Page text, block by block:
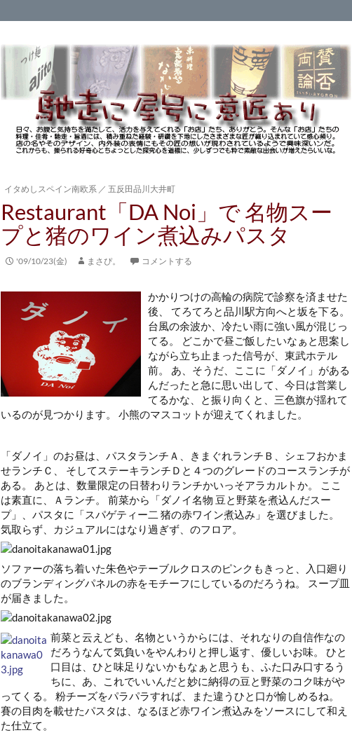
イタめしスペイン南欧系 ／五反田品川大井町
Restaurant「DA Noi」で 名物スー
プと猪のワイン煮込みパスタ
'09/10/23(金) まさぴ。 コメントする
かかりつけの高輪の病院で診察を済ませた
後、 てろてろと品川駅方向へと坂を下る。
台風の余波か、冷たい雨に強い風が混じっ
てる。 どこかで昼ご飯したいなぁと思案し
ながら立ち止まった信号が、東武ホテル
前。 あ、そうだ、ここに「ダノイ」がある
んだったと急に思い出して、今日は営業し
てるかな、と振り向くと、三色旗が揺れて
いるのが見つかります。 小熊のマスコットが迎えてくれました。
「ダノイ」のお昼は、パスタランチＡ、きまぐれランチＢ、シェフおかま
せランチＣ、 そしてステーキランチＤと４つのグレードのコースランチが
ある。 あとは、数量限定の日替わりランチかいっそアラカルトか。 ここ
は素直に、Ａランチ。 前菜から「ダノイ名物 豆と野菜を煮込んだスー
プ」、パスタに「スパゲティー二 猪の赤ワイン煮込み」を選びました。
気取らず、カジュアルにはなり過ぎず、のフロア。
ソファーの落ち着いた朱色やテーブルクロスのピンクもきっと、入口廻り
のブランディングパネルの赤をモチーフにしているのだろうね。 スープ皿
が届きました。
前菜と云えども、名物というからには、それなりの自信作なの
だろうなんて気負いをやんわりと押し返す、優しいお味。 ひと
口目は、ひと味足りないかもなぁと思うも、ふた口み口するう
ちに、あ、これでいいんだと妙に納得の豆と野菜のコク味がや
ってくる。 粉チーズをパラパラすれば、また違うひと口が愉しめるね。
賽の目肉を載せたパスタは、なるほど赤ワイン煮込みをソースにして和え
た仕立て。